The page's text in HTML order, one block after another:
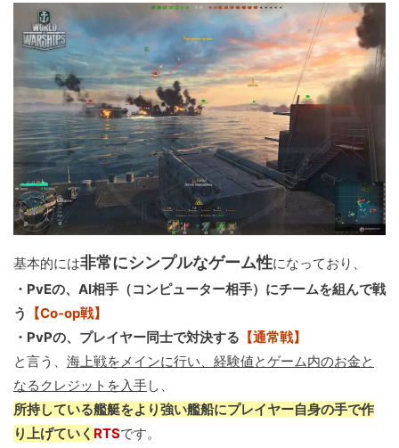
基本的には非常にシンプルなゲーム性になっており、
・PvEの、AI相手（コンピューター相手）にチームを組んで戦
う
【Co-op戦】
・PvPの、プレイヤー同士で対決する 【通常戦】
と言う、 海上戦をメインに行い、経験値とゲーム内のお金と
なるクレジットを入手し、
所持している艦艇をより強い艦船にプレイヤー自身の手で作
り上げていく RTSです。